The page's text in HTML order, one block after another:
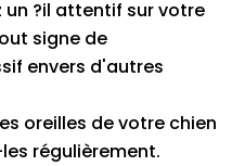
un ?il attentif sur votre
signe de
envers d'autres
oreilles de votre chien
régulièrement.